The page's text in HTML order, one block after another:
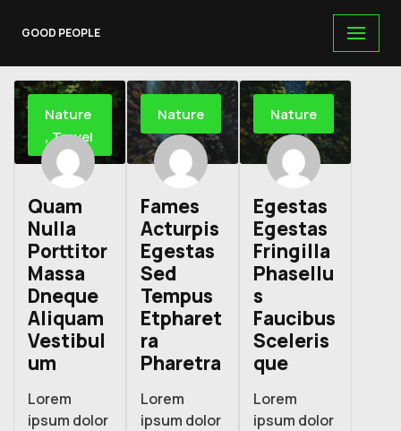
to
content
GOOD PEOPLE
Nature
,Travel
Quam
Nulla
Porttitor
Massa
Dneque
Aliquam
Vestibul
um
Lorem
ipsum dolor
Nature
Fames
Acturpis
Egestas
Sed
Tempus
Etpharet
ra
Pharetra
Lorem
ipsum dolor
Nature
Egestas
Egestas
Fringilla
Phasellu
s
Faucibus
Sceleris
que
Lorem
ipsum dolor